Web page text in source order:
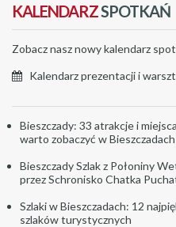
KALENDARZSPOTKAŃ
Zobacz nasz nowy kalendarz
Kalendarz prezentacji i
Bieszczady: 33 atrakcje i
warto zobaczyć w Bieszczadach
Bieszczady Szlak z Połoniny
przez Schronisko Chatka
Szlaki w Bieszczadach: 12
szlaków turystycznych